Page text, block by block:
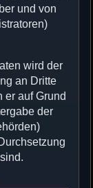
und von
wird der
an Dritte
er auf Grund
der